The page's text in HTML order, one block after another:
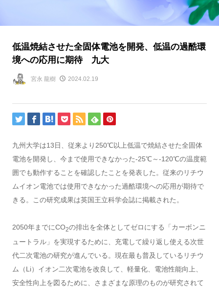
低温焼結させた全固体電池を開発、低温の過酷環
境への応用に期待 九大
宮永 龍樹 2024.02.19
九州大学は13日、従来より250℃以上低温で焼結させた全固体
電池を開発し、今まで使用できなかった-25℃～-120℃の温度範
囲でも動作することを確認したことを発表した。従来のリチウ
ムイオン電池では使用できなかった過酷環境への応用が期待で
きる。この研究成果は英国王立科学会誌に掲載された。
2050年までにCO2の排出を全体としてゼロにする「カーボンニ
ュートラル」を実現するために、充電して繰り返し使える次世
代二次電池の研究が進んでいる。現在最も普及しているリチウ
ム（Li）イオン二次電池を改良して、軽量化、電池性能向上、
安全性向上を図るために、さまざまな原理のものが研究されて